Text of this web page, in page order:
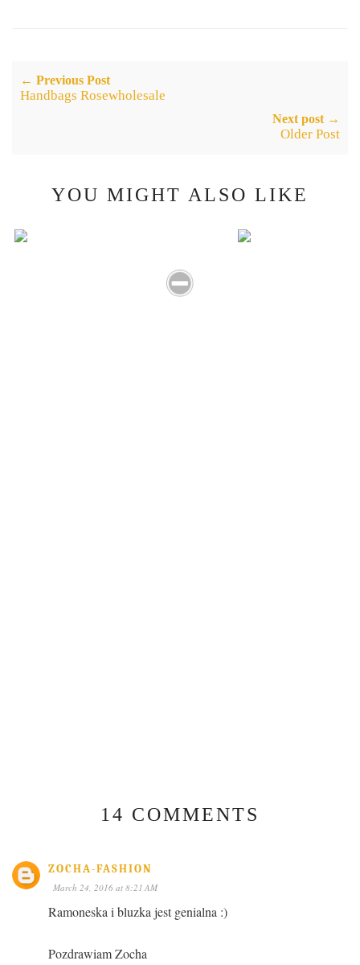
← Previous Post
Handbags Rosewholesale
Next post →
Older Post
YOU MIGHT ALSO LIKE
14 COMMENTS
ZOCHA-FASHION
March 24, 2016 at 8:21 AM
Ramoneska i bluzka jest genialna :)
Pozdrawiam Zocha